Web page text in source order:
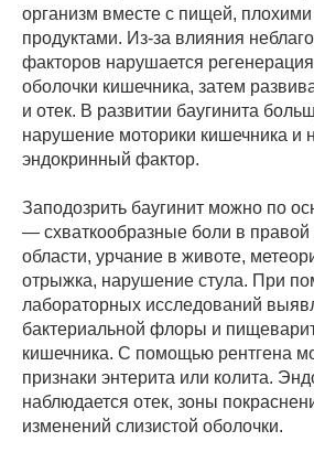
организм вместе с пищей,
продуктами. Из-за влияния
факторов нарушается регенерация
оболочки кишечника, затем
и отек. В развитии баугинита
нарушение моторики кишечника и
эндокринный фактор.
Заподозрить баугинит можно по
— схваткообразные боли в
области, урчание в животе,
отрыжка, нарушение стула. При
лабораторных исследований
бактериальной флоры и
кишечника. С помощью рентгена
признаки энтерита или колита.
наблюдается отек, зоны
изменений слизистой оболочки.